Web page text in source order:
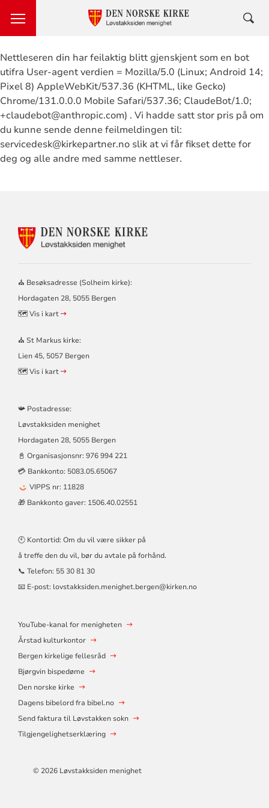
Nettleseren din har feilaktig blitt gjenskjent som en bot
utifra User-agent verdien = Mozilla/5.0 (Linux; Android 14;
Pixel 8) AppleWebKit/537.36 (KHTML, like Gecko)
Chrome/131.0.0.0 Mobile Safari/537.36; ClaudeBot/1.0;
+claudebot@anthropic.com) . Vi hadde satt stor pris på om
du kunne sende denne feilmeldingen til:
servicedesk@kirkepartner.no slik at vi får fikset dette for
deg og alle andre med samme nettleser.
⛪ Besøksadresse (Solheim kirke):
Hordagaten 28, 5055 Bergen
🗺️ Vis i kart
⛪ St Markus kirke:
Lien 45, 5057 Bergen
🗺️ Vis i kart
📯 Postadresse:
Løvstakksiden menighet
Hordagaten 28, 5055 Bergen
📓 Organisasjonsnr: 976 994 221
💳 Bankkonto: 5083.05.65067
VIPPS nr: 11828
🎁 Bankkonto gaver: 1506.40.02551
🕙 Kontortid: Om du vil være sikker på
å treffe den du vil, bør du avtale på forhånd.
📞 Telefon: 55 30 81 30
📧 E-post: lovstakksiden.menighet.bergen@kirken.no
YouTube-kanal for menigheten
Årstad kulturkontor
Bergen kirkelige fellesråd
Bjørgvin bispedøme
Den norske kirke
Dagens bibelord fra bibel.no
Send faktura til Løvstakken sokn
Tilgjengelighetserklæring
© 2026 Løvstakksiden menighet